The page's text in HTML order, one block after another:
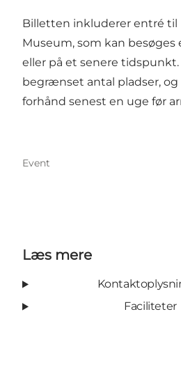
Billetten inkluderer entré til
Museum, som kan
eller på et senere tidspunkt.
begrænset antal pladser, og
forhånd senest en uge før
Event
Læs mere
Faciliteter